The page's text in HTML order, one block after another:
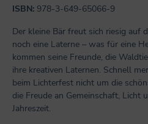
ISBN: 978-3-649-65066-9
Der kleine Bär freut sich riesig auf
noch eine Laterne – was für eine
kommen seine Freunde, die
ihre kreativen Laternen. Schnell
beim Lichterfest nicht um die
die Freude an Gemeinschaft, Licht
Jahreszeit.